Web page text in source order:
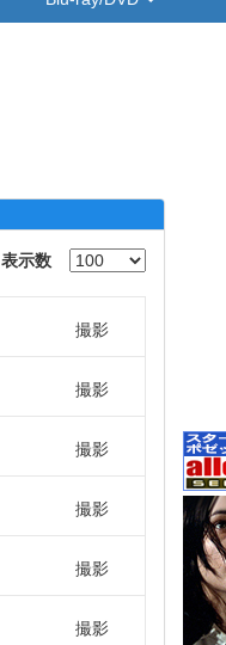
表示数
撮影
撮影
撮影
撮影
撮影
撮影